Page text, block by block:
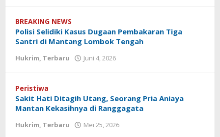
BREAKING NEWS
Polisi Selidiki Kasus Dugaan Pembakaran Tiga
Santri di Mantang Lombok Tengah
Hukrim, Terbaru Juni 4, 2026
Peristiwa
Sakit Hati Ditagih Utang, Seorang Pria Aniaya
Mantan Kekasihnya di Ranggagata
Hukrim, Terbaru Mei 25, 2026